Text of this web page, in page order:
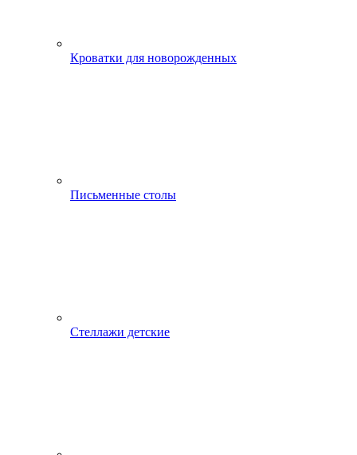
Кроватки для новорожденных
Письменные столы
Стеллажи детские